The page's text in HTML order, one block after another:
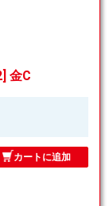
金C
カートに追加